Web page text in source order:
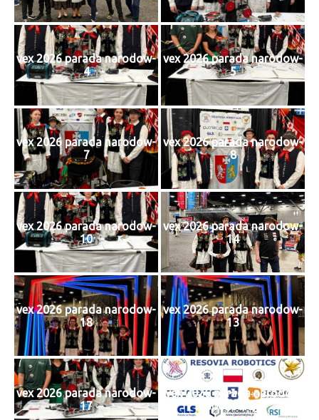
vex 2026 parada narodow-
4
vex 2026 parada narodow-
5
vex 2026 parada narodow-
7
vex 2026 parada narodow-
8
vex 2026 parada narodow-
10
vex 2026 parada narodow-
14
vex 2026 parada narodow-
18
vex 2026 parada narodow-
13
vex 2026 parada narodow-
17
vex 2026 parada narodow
sponsorzy